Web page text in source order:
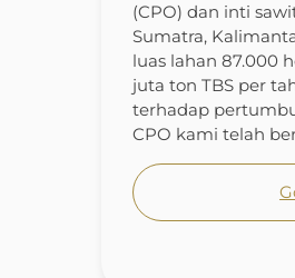
(CPO) dan inti
Sumatra,
luas lahan 87.000
juta ton TBS per
terhadap
CPO kami telah